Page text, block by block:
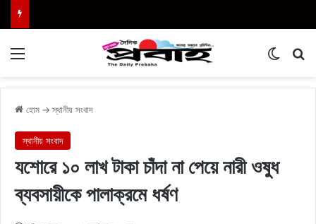
হোম → স্থানীয় সংবাদ
স্থানীয় সংবাদ
যশোরে ১০ লাখ টাকা চাঁদা না পেয়ে নারী ওষুধ
ব্যবসায়ীকে পালাক্রমে ধর্ষণ